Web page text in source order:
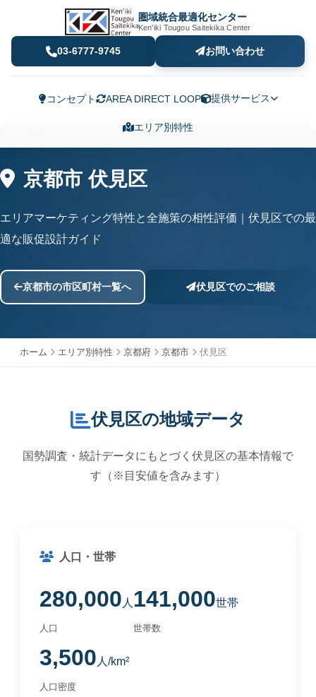
圏域統合最適化センター
Ken'iki Tougou Saitekika Center
03-6777-9745 お問い合わせ
コンセプト AREA DIRECT LOOP 提供サービス
エリア別特性
京都市 伏見区
エリアマーケティング特性と全施策の相性評価｜伏見区での最
適な販促設計ガイド
京都市の市区町村一覧へ 伏見区でのご相談
ホーム エリア別特性 京都府 京都市 伏見区
伏見区の地域データ
国勢調査・統計データにもとづく伏見区の基本情報で
す（※目安値を含みます）
人口・世帯
280,000 人
人口
141,000世帯
世帯数
3,500 人/km²
人口密度